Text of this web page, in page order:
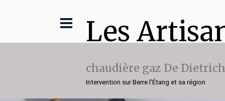
Les
chaudière gaz De Dietrich
Intervention sur Berre l'Étang et sa région